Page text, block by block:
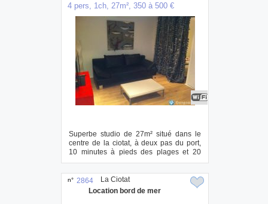
4 pers, 1ch, 27m², 350 à 500 €
Superbe studio de 27m² situé dans le
centre de la ciotat, à deux pas du port,
10 minutes à pieds des plages et 20
minute...
n° 2864
Location bord de mer
La Ciotat